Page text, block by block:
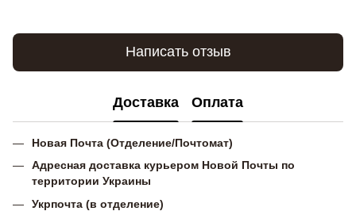
Написать отзыв
Доставка Оплата
Новая Почта (Отделение/Почтомат)
Адресная доставка курьером Новой Почты по
территории Украины
Укрпочта (в отделение)